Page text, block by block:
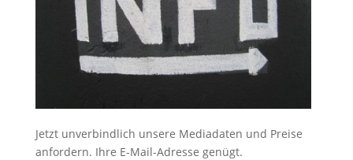
Jetzt unverbindlich unsere Mediadaten und Preise
anfordern. Ihre E-Mail-Adresse genügt.